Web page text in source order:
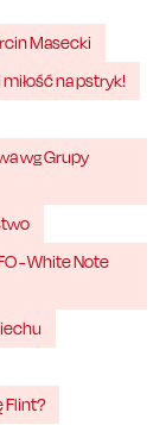
Masecki
na pstryk!
wg Grupy
- White Note
Flint?